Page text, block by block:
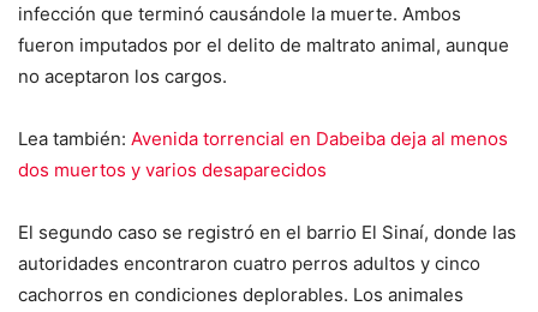
infección que terminó causándole la muerte. Ambos
fueron imputados por el delito de maltrato animal, aunque
no aceptaron los cargos.
Lea también: Avenida torrencial en Dabeiba deja al menos
dos muertos y varios desaparecidos
El segundo caso se registró en el barrio El Sinaí, donde las
autoridades encontraron cuatro perros adultos y cinco
cachorros en condiciones deplorables. Los animales